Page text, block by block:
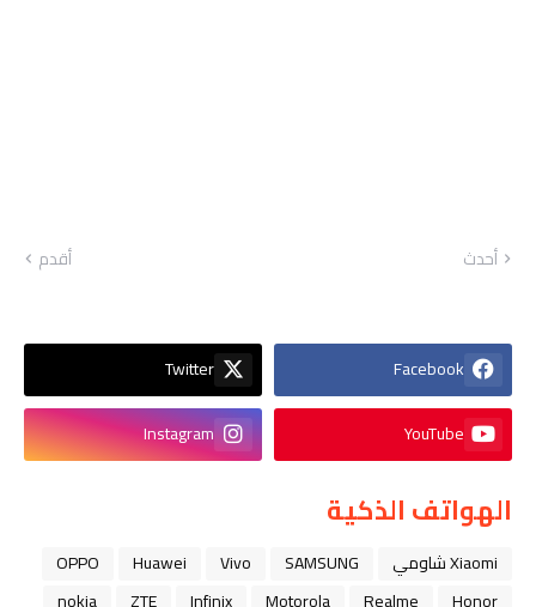
أحدث أقدم
Facebook
Twitter
YouTube
Instagram
الهواتف الذكية
Xiaomi شاومي SAMSUNG
Vivo
Huawei
OPPO